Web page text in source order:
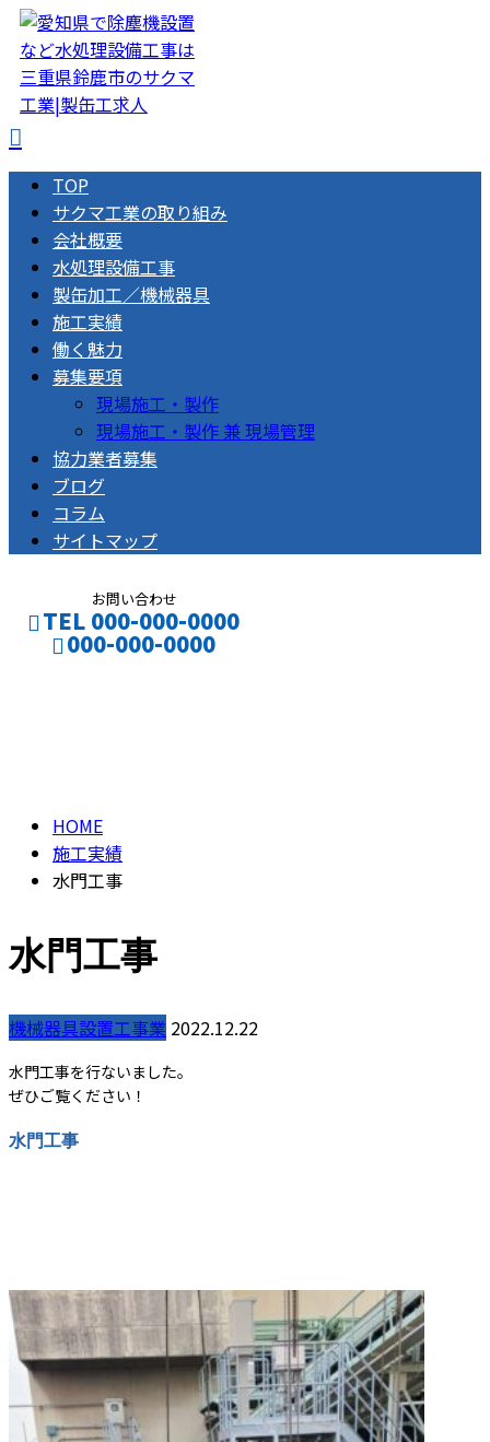
TOP
サクマ工業の取り組み
会社概要
水処理設備工事
製缶加工／機械器具
施工実績
働く魅力
募集要項
現場施工・製作
現場施工・製作 兼 現場管理
協力業者募集
ブログ
コラム
サイトマップ
お問い合わせ
TEL 000-000-0000
000-000-0000
HOME
施工実績
水門工事
水門工事
機械器具設置工事業 2022.12.22
水門工事を行ないました。
ぜひご覧ください！
水門工事